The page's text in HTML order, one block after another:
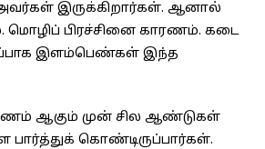
இருக்கிறார்கள். ஆனால்
பிரச்சினை காரணம். கடை
இளம்பெண்கள் இந்த
ஆகும் முன் சில ஆண்டுகள்
கொண்டிருப்பார்கள்.